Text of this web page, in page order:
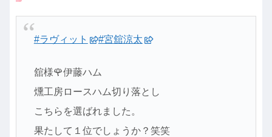
#ラヴィット #宮舘涼太
舘様🌹伊藤ハム
燻工房ロースハム切り落とし
こちらを選ばれました。
果たして１位でしょうか？笑笑